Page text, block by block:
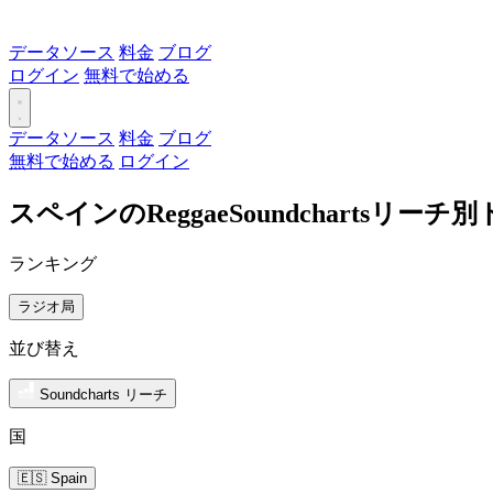
データソース 料金 ブログ
ログイン 無料で始める
データソース 料金 ブログ
無料で始める ログイン
スペインのReggaeSoundchartsリーチ
ランキング
ラジオ局
並び替え
Soundcharts リーチ
国
🇪🇸 Spain